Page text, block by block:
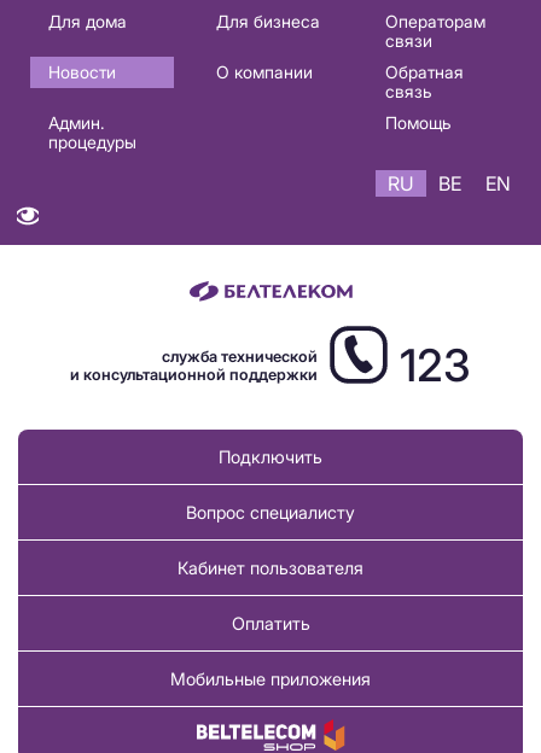
Основная
навигация
RU
Для дома Для бизнеса
Операторам
связи
Новости
О компании
Обратная
связь
Админ.
процедуры
Помощь
RU BE EN
служба технической
и консультационной поддержки
123
Подключить
Вопрос специалисту
Кабинет пользователя
Оплатить
Мобильные приложения
Купить товар